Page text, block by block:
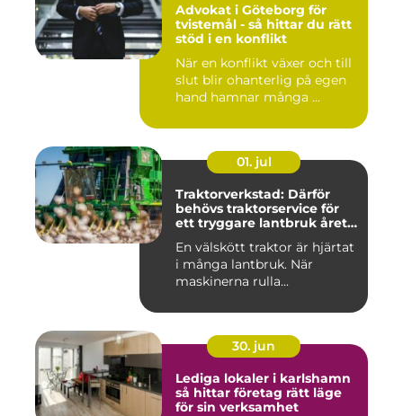
Advokat i Göteborg för
tvistemål - så hittar du rätt
stöd i en konflikt
När en konflikt växer och till
slut blir ohanterlig på egen
hand hamnar många ...
01. jul
Traktorverkstad: Därför
behövs traktorservice för
ett tryggare lantbruk året
En välskött traktor är hjärtat
i många lantbruk. När
maskinerna rulla...
30. jun
Lediga lokaler i karlshamn
så hittar företag rätt läge
för sin verksamhet